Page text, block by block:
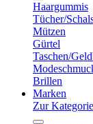
Haargummis
Tücher/
Mützen
Gürtel
Taschen/
Brillen
Marken
Zur